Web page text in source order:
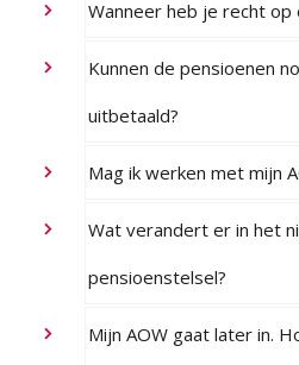
Wanneer heb je recht op
Kunnen de pensioenen
uitbetaald?
Mag ik werken met mijn
Wat verandert er in het
pensioenstelsel?
Mijn AOW gaat later in.